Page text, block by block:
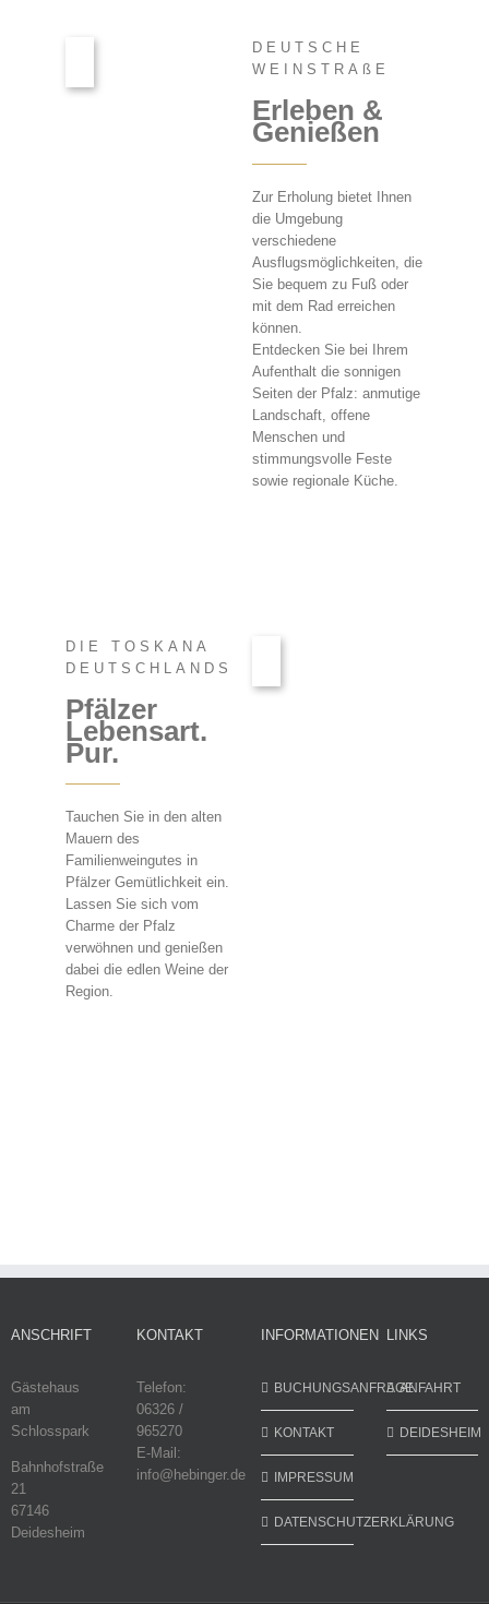
DEUTSCHE
WEINSTRAßE
Erleben &
Genießen
Zur Erholung bietet Ihnen
die Umgebung
verschiedene
Ausflugsmöglichkeiten, die
Sie bequem zu Fuß oder
mit dem Rad erreichen
können.
Entdecken Sie bei Ihrem
Aufenthalt die sonnigen
Seiten der Pfalz: anmutige
Landschaft, offene
Menschen und
stimmungsvolle Feste
sowie regionale Küche.
DIE TOSKANA
DEUTSCHLANDS
Pfälzer
Lebensart.
Pur.
Tauchen Sie in den alten
Mauern des
Familienweingutes in
Pfälzer Gemütlichkeit ein.
Lassen Sie sich vom
Charme der Pfalz
verwöhnen und genießen
dabei die edlen Weine der
Region.
ANSCHRIFT
Gästehaus
am
Schlosspark
Bahnhofstraße
21
67146
Deidesheim
KONTAKT
Telefon:
06326 /
965270
E-Mail:
info@hebinger.de
INFORMATIONEN
BUCHUNGSANFRAGE
KONTAKT
IMPRESSUM
DATENSCHUTZERKLÄRUNG
LINKS
ANFAHRT
DEIDESHEIM